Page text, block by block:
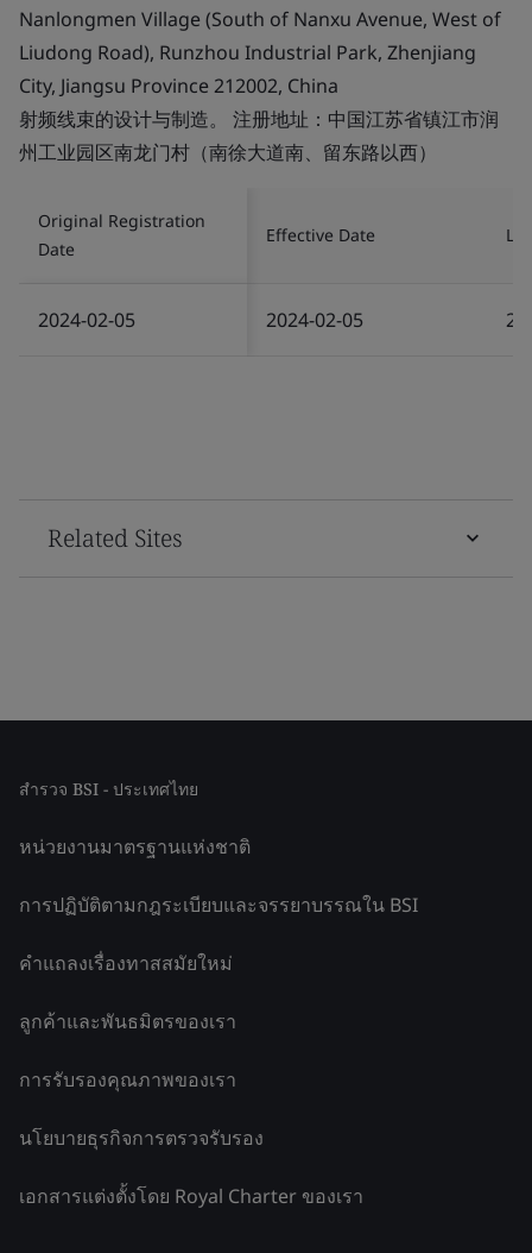
Nanlongmen Village (South of Nanxu Avenue, West of
Liudong Road), Runzhou Industrial Park, Zhenjiang
City, Jiangsu Province 212002, China
射频线束的设计与制造。 注册地址：中国江苏省镇江市润
州工业园区南龙门村（南徐大道南、留东路以西）
Original Registration
Date
Effective Date
2024-02-05 2024-02-05
Related Sites
สำรวจ BSI - ประเทศไทย
หน่วยงานมาตรฐานแห่งชาติ
การปฏิบัติตามกฎระเบียบและจรรยาบรรณใน BSI
คำแถลงเรื่องทาสสมัยใหม่
ลูกค้าและพันธมิตรของเรา
การรับรองคุณภาพของเรา
นโยบายธุรกิจการตรวจรับรอง
เอกสารแต่งตั้งโดย Royal Charter ของเรา